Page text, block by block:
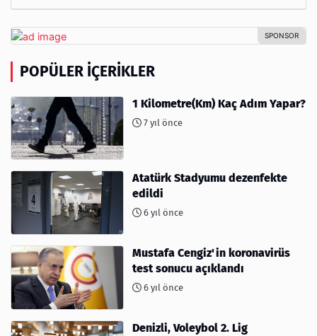
POPÜLER İÇERIKLER
1 Kilometre(Km) Kaç Adım Yapar?
7 yıl önce
Atatürk Stadyumu dezenfekte
edildi
6 yıl önce
Mustafa Cengiz'in koronavirüs
test sonucu açıklandı
6 yıl önce
Denizli, Voleybol 2. Lig